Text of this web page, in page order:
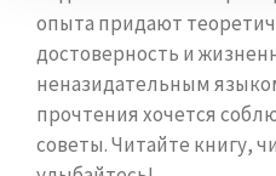
опыта придают
достоверность и
неназидательным
прочтения хочется
советы. Читайте книгу,